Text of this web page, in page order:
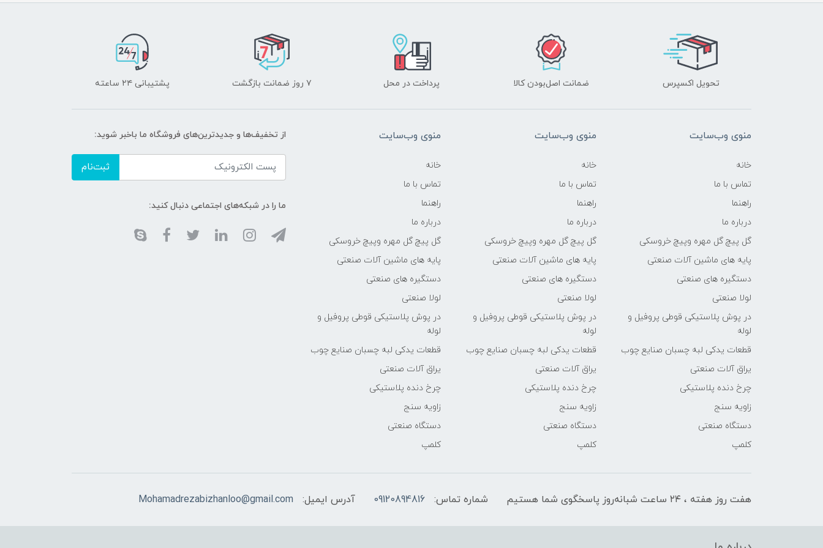
تحویل اکسپرس ضمانت اصل‌بودن کالا پرداخت در محل ۷ روز ضمانت بازگشت پشتیبانی ۲۴ ساعته
منوی وب‌سایت
خانه
تماس با ما
راهنما
درباره ما
گل پیچ گل مهره وپیچ خروسکی
پایه های ماشین آلات صنعتی
دستگیره های صنعتی
لولا صنعتی
در پوش پلاستیکی قوطی پروفیل و
لوله
قطعات یدکی لبه چسبان صنایع چوب
یراق آلات صنعتی
چرخ دنده پلاستیکی
زاویه سنج
دستگاه صنعتی
کلمپ
منوی وب‌سایت
خانه
تماس با ما
راهنما
درباره ما
گل پیچ گل مهره وپیچ خروسکی
پایه های ماشین آلات صنعتی
دستگیره های صنعتی
لولا صنعتی
در پوش پلاستیکی قوطی پروفیل و
لوله
قطعات یدکی لبه چسبان صنایع چوب
یراق آلات صنعتی
چرخ دنده پلاستیکی
زاویه سنج
دستگاه صنعتی
کلمپ
منوی وب‌سایت
خانه
تماس با ما
راهنما
درباره ما
گل پیچ گل مهره وپیچ خروسکی
پایه های ماشین آلات صنعتی
دستگیره های صنعتی
لولا صنعتی
در پوش پلاستیکی قوطی پروفیل و
لوله
قطعات یدکی لبه چسبان صنایع چوب
یراق آلات صنعتی
چرخ دنده پلاستیکی
زاویه سنج
دستگاه صنعتی
کلمپ
از تخفیف‌ها و جدیدترین‌های فروشگاه ما باخبر شوید:
ثبت‌نام
ما را در شبکه‌های اجتماعی دنبال کنید:
هفت روز هفته ، ۲۴ ساعت شبانه‌روز پاسخگوی شما هستیم شماره تماس: 09120894816 آدرس ایمیل: Mohamadrezabizhanloo@gmail.com